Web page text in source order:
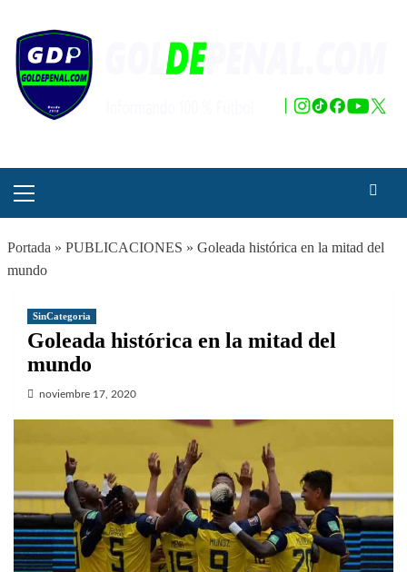
contenido
principal
Portada » PUBLICACIONES » Goleada histórica en la mitad del
mundo
SinCategoria
Goleada histórica en la mitad del
mundo
noviembre 17, 2020